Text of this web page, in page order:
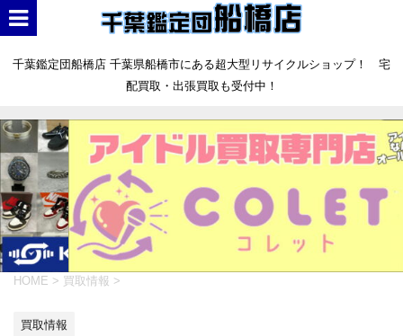
千葉鑑定団船橋店 千葉県船橋市にある超大型リサイクルショップ！ 宅
配買取・出張買取も受付中！
HOME > 買取情報 >
買取情報